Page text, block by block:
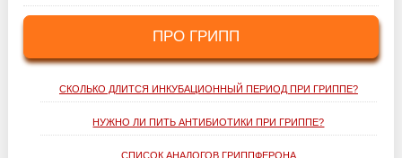
ПРО ГРИПП
СКОЛЬКО ДЛИТСЯ ИНКУБАЦИОННЫЙ ПЕРИОД ПРИ ГРИППЕ?
НУЖНО ЛИ ПИТЬ АНТИБИОТИКИ ПРИ ГРИППЕ?
СПИСОК АНАЛОГОВ ГРИППФЕРОНА